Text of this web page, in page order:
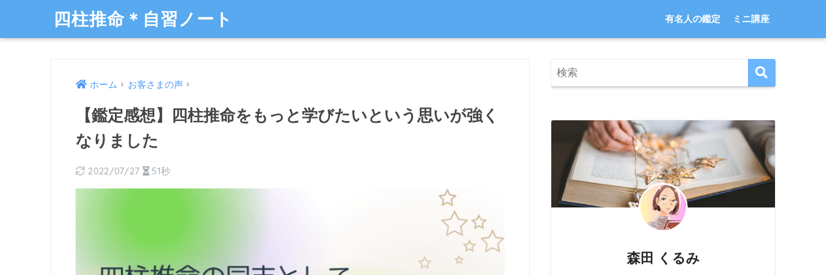
四柱推命＊自習ノート 有名人の鑑定 ミニ講座
ホーム お客さまの声
【鑑定感想】四柱推命をもっと学びたいという思いが強く
なりました
2022/07/27 51秒
森田 くるみ